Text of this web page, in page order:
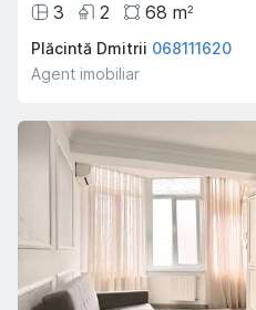
3
2 68 m2
Plăcintă Dmitrii 068111620
Agent imobiliar